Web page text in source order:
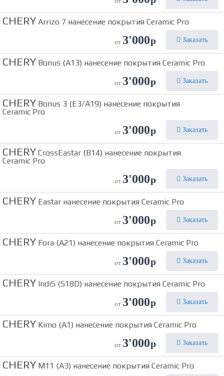
CHERY Arrizo 7 нанесение покрытия Ceramic Pro
от 3'000р Заказать
CHERY Bonus (A13) нанесение покрытия Ceramic Pro
от 3'000р Заказать
CHERY Bonus 3 (E3/A19) нанесение покрытия
Ceramic Pro
от 3'000р Заказать
CHERY CrossEastar (B14) нанесение покрытия
Ceramic Pro
от 3'000р Заказать
CHERY Eastar нанесение покрытия Ceramic Pro
от 3'000р Заказать
CHERY Fora (A21) нанесение покрытия Ceramic Pro
от 3'000р Заказать
CHERY IndiS (S18D) нанесение покрытия Ceramic Pro
от 3'000р Заказать
CHERY Kimo (A1) нанесение покрытия Ceramic Pro
от 3'000р Заказать
CHERY M11 (A3) нанесение покрытия Ceramic Pro